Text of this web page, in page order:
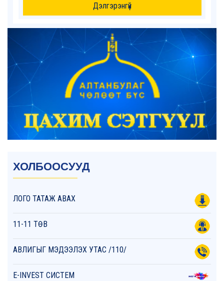
Дэлгэрэнгүй
ХОЛБООСУУД
ЛОГО ТАТАЖ АВАХ
11-11 ТӨВ
АВЛИГЫГ МЭДЭЭЛЭХ УТАС /110/
E-INVEST СИСТЕМ